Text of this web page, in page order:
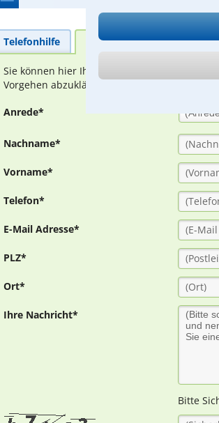
Telefonhilfe Beratungsanfrage
Sie können hier Ihren Fall schildern.
Vorgehen abzuklären. Die Rückmeldung
Anrede*
Nachname*
Vorname*
Telefon*
E-Mail Adresse*
PLZ*
Ort*
Ihre Nachricht*
Bitte